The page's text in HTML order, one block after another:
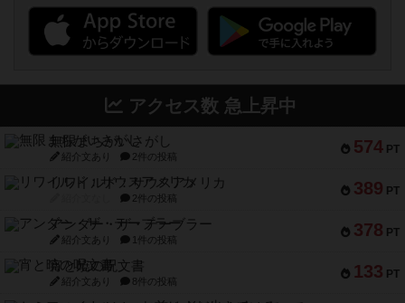
アクセス数 急上昇中
574 PT
無限まちがいさがし
紹介文あり 2件の投稿
389 PT
リワイルド：サウスアメリカ
2件の投稿
378 PT
アンダー・ザ・テーブラー
紹介文あり 1件の投稿
133 PT
宵と暁の呪文書
紹介文あり 8件の投稿